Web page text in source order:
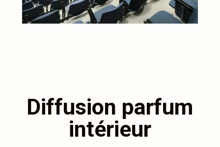
Diffusion parfum
intérieur